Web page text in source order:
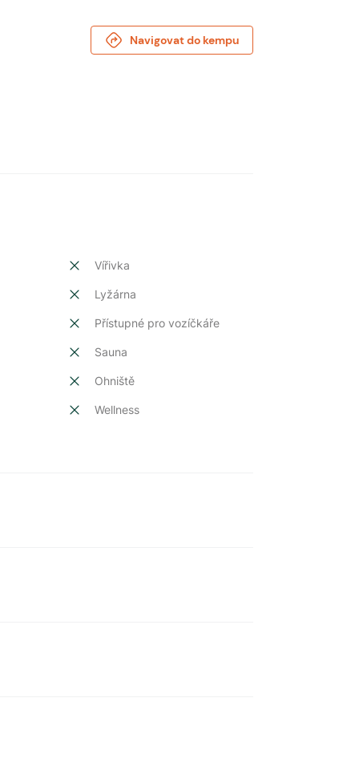
Navigovat do kempu
Vířivka
Lyžárna
Přístupné pro vozíčkáře
Sauna
Ohniště
Wellness